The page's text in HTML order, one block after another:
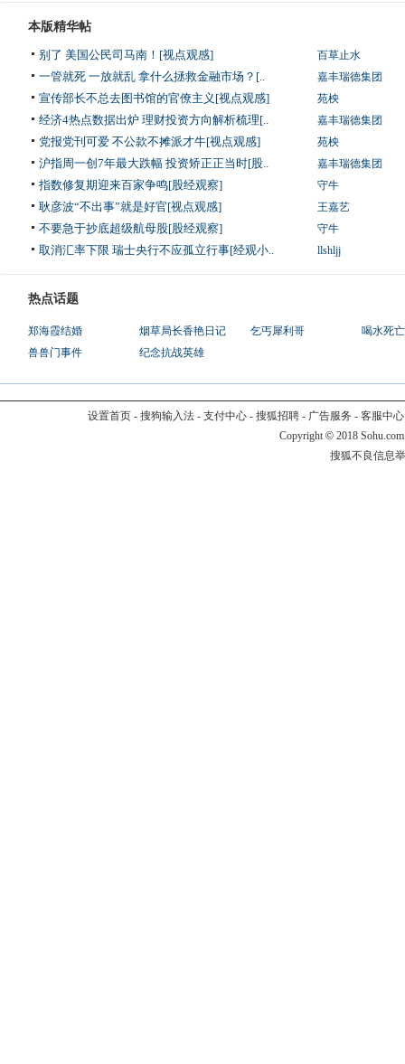
本版精华帖
百草止水
别了 美国公民司马南！[视点观感]
嘉丰瑞德集团
一管就死 一放就乱 拿什么拯救金融市场？[..
苑柍
宣传部长不总去图书馆的官僚主义[视点观感]
嘉丰瑞德集团
经济4热点数据出炉 理财投资方向解析梳理[..
苑柍
党报党刊可爱 不公款不摊派才牛[视点观感]
嘉丰瑞德集团
沪指周一创7年最大跌幅 投资矫正正当时[股..
守牛
指数修复期迎来百家争鸣[股经观察]
王嘉艺
耿彦波“不出事”就是好官[视点观感]
守牛
不要急于抄底超级航母股[股经观察]
llshljj
取消汇率下限 瑞士央行不应孤立行事[经观小..
热点话题
郑海霞结婚 烟草局长香艳日记 乞丐犀利哥
喝水死亡
兽兽门事件
纪念抗战英雄
设置首页- 搜狗输入法- 支付中心- 搜狐招聘- 广告服务 - 客服中心
Copyright © 2018
搜狐不良信息